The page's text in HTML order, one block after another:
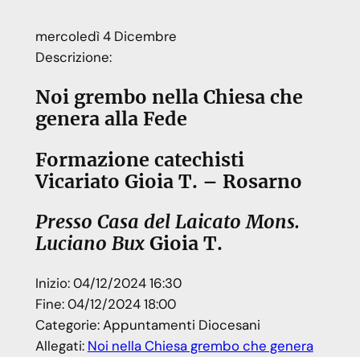
mercoledì4 Dicembre
Descrizione:
Noi grembo nella Chiesa che
genera alla Fede
Formazione catechisti
Vicariato Gioia T. – Rosarno
Presso Casa del Laicato Mons.
Luciano Bux Gioia T.
Inizio:04/12/2024 16:30
Fine:04/12/2024 18:00
Categorie:Appuntamenti Diocesani
Allegati: Noi nella Chiesa grembo che genera